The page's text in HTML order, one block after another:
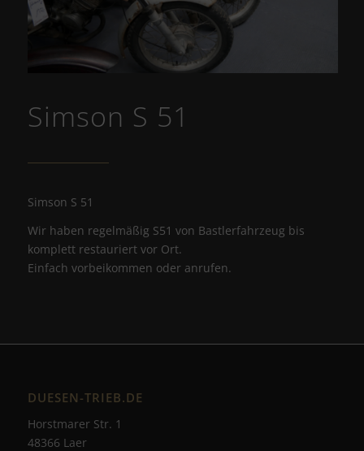
Simson S 51
Simson S 51
Wir haben regelmäßig S51 von Bastlerfahrzeug bis
komplett restauriert vor Ort.
Einfach vorbeikommen oder anrufen.
DUESEN-TRIEB.DE
Horstmarer Str. 1
48366 Laer